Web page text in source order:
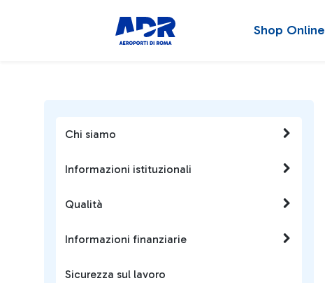
Shop Online
Chi siamo
Informazioni istituzionali
Qualità
Informazioni finanziarie
Sicurezza sul lavoro